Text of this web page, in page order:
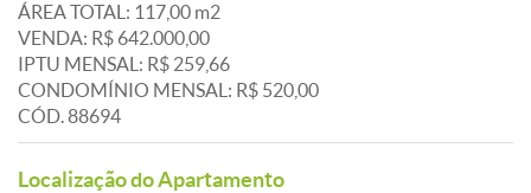
ÁREA TOTAL: 117,00 m2
VENDA: R$ 642.000,00
IPTU MENSAL: R$ 259,66
CONDOMÍNIO MENSAL: R$ 520,00
CÓD. 88694
Localização do Apartamento